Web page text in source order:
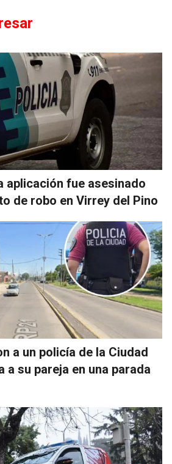
aplicación fue asesinado
de robo en Virrey del Pino
a un policía de la Ciudad
a su pareja en una parada